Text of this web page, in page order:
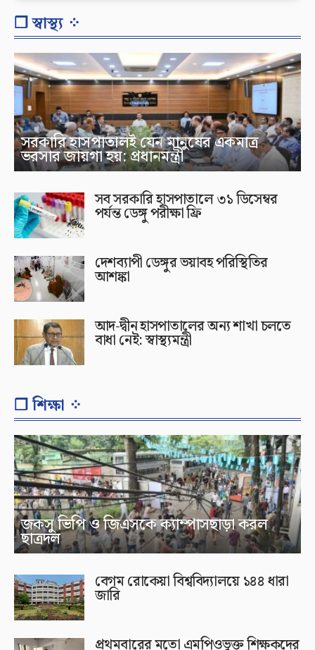
❐ স্বাস্থ্য ⁘
সরকারি হাসপাতালই যেন মানুষের একমাত্র
ভরসার জায়গা হয়: প্রধানমন্ত্রী
সব সরকারি হাসপাতালে ৩১ ডিসেম্বর
পর্যন্ত ডেঙ্গু পরীক্ষা ফ্রি
দেশব্যাপী ডেঙ্গুর ভয়াবহ পরিস্থিতির
আশঙ্কা
আদ-দ্বীন হাসপাতালের অন্য শাখা চলতে
বাধা নেই: স্বাস্থ্যমন্ত্রী
❐ শিক্ষা ⁘
জকসু ভিপি ও জিএসকে ক্যাম্পাসছাড়া করল
ছাত্রদল
বেগম রোকেয়া বিশ্ববিদ্যালয়ে ১৪৪ ধারা
জারি
প্রথমবারের মতো এমপিওভুক্ত শিক্ষকদের